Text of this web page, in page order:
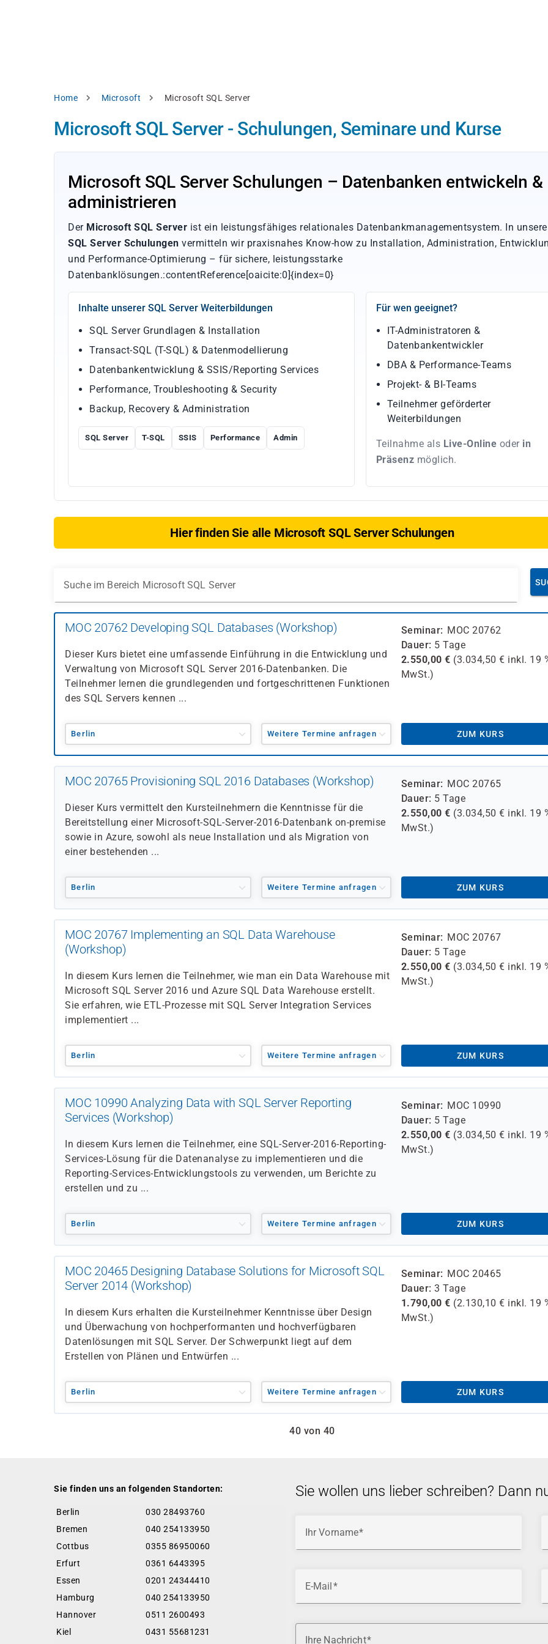
Pfadnavigation
Home Microsoft Microsoft SQL Server
Microsoft SQL Server - Schulungen, Seminare und Kurse
Microsoft SQL Server Schulungen – Datenbanken entwickeln &
administrieren
Der Microsoft SQL Server ist ein leistungsfähiges relationales Datenbankmanagementsystem. In
SQL Server Schulungen vermitteln wir praxisnahes Know-how zu Installation, Administration,
und Performance-Optimierung – für sichere, leistungsstarke
Datenbanklösungen.:contentReference[oaicite:0]{index=0}
Inhalte unserer SQL Server Weiterbildungen
SQL Server Grundlagen & Installation
Transact-SQL (T-SQL) & Datenmodellierung
Datenbankentwicklung & SSIS/Reporting Services
Performance, Troubleshooting & Security
Backup, Recovery & Administration
SQL Server T-SQL SSIS Performance Admin
Für wen geeignet?
IT-Administratoren &
Datenbankentwickler
DBA & Performance-Teams
Projekt- & BI-Teams
Teilnehmer geförderter
Weiterbildungen
Teilnahme als Live-Online oder in
Präsenz möglich.
Hier finden Sie alle Microsoft SQL Server Schulungen
Suche im Bereich Microsoft SQL Server
MOC 20762 Developing SQL Databases (Workshop)
Dieser Kurs bietet eine umfassende Einführung in die Entwicklung und
Verwaltung von Microsoft SQL Server 2016-Datenbanken. Die
Teilnehmer lernen die grundlegenden und fortgeschrittenen Funktionen
des SQL Servers kennen ...
Seminar
MOC 20762
Dauer 5 Tage
2.550,00 € (3.034,50 € inkl. 19
MwSt.)
Berlin Weitere Termine anfragen ZUM KURS
MOC 20765 Provisioning SQL 2016 Databases (Workshop)
Dieser Kurs vermittelt den Kursteilnehmern die Kenntnisse für die
Bereitstellung einer Microsoft-SQL-Server-2016-Datenbank on-premise
sowie in Azure, sowohl als neue Installation und als Migration von
einer bestehenden ...
Seminar
MOC 20765
Dauer 5 Tage
2.550,00 € (3.034,50 € inkl. 19
MwSt.)
Berlin Weitere Termine anfragen ZUM KURS
MOC 20767 Implementing an SQL Data Warehouse
(Workshop)
In diesem Kurs lernen die Teilnehmer, wie man ein Data Warehouse mit
Microsoft SQL Server 2016 und Azure SQL Data Warehouse erstellt.
Sie erfahren, wie ETL-Prozesse mit SQL Server Integration Services
implementiert ...
Seminar
MOC 20767
Dauer 5 Tage
2.550,00 € (3.034,50 € inkl. 19
MwSt.)
Berlin Weitere Termine anfragen ZUM KURS
MOC 10990 Analyzing Data with SQL Server Reporting
Services (Workshop)
In diesem Kurs lernen die Teilnehmer, eine SQL-Server-2016-Reporting-
Services-Lösung für die Datenanalyse zu implementieren und die
Reporting-Services-Entwicklungstools zu verwenden, um Berichte zu
erstellen und zu ...
Seminar
MOC 10990
Dauer 5 Tage
2.550,00 € (3.034,50 € inkl. 19
MwSt.)
Berlin Weitere Termine anfragen ZUM KURS
MOC 20465 Designing Database Solutions for Microsoft SQL
Server 2014 (Workshop)
In diesem Kurs erhalten die Kursteilnehmer Kenntnisse über Design
und Überwachung von hochperformanten und hochverfügbaren
Datenlösungen mit SQL Server. Der Schwerpunkt liegt auf dem
Erstellen von Plänen und Entwürfen ...
Seminar
MOC 20465
Dauer 3 Tage
1.790,00 € (2.130,10 € inkl. 19
MwSt.)
Berlin Weitere Termine anfragen ZUM KURS
40 von 40
Sie finden uns an folgenden Standorten:
Berlin
030 28493760
Bremen
040 254133950
Cottbus
0355 86950060
Erfurt
0361 6443395
Essen
0201 24344410
Hamburg
040 254133950
Hannover
0511 2600493
Kiel
0431 55681231
Sie wollen uns lieber schreiben? Dann
Ihr Vorname
E-Mail
Ihre Nachricht